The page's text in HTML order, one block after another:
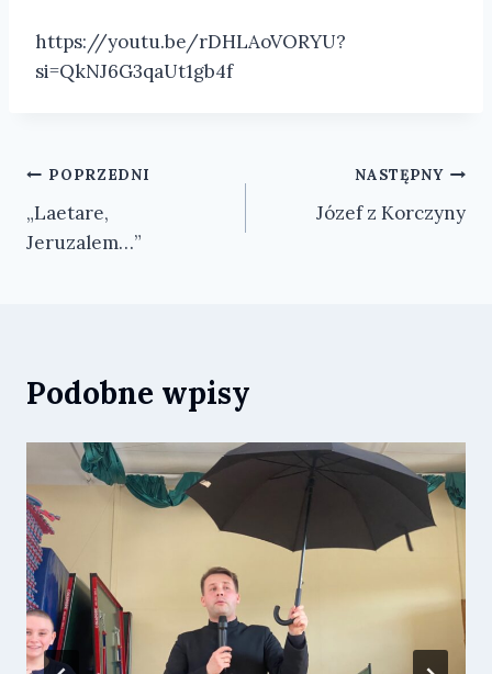
https://youtu.be/rDHLAoVORYU?
si=QkNJ6G3qaUt1gb4f
Nawigacja
wpisu
POPRZEDNI
„Laetare,
Jeruzalem…”
NASTĘPNY
Józef z Korczyny
Podobne wpisy